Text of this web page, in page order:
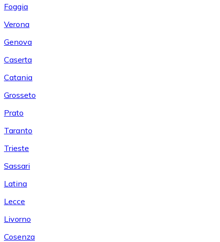
Foggia
Verona
Genova
Caserta
Catania
Grosseto
Prato
Taranto
Trieste
Sassari
Latina
Lecce
Livorno
Cosenza